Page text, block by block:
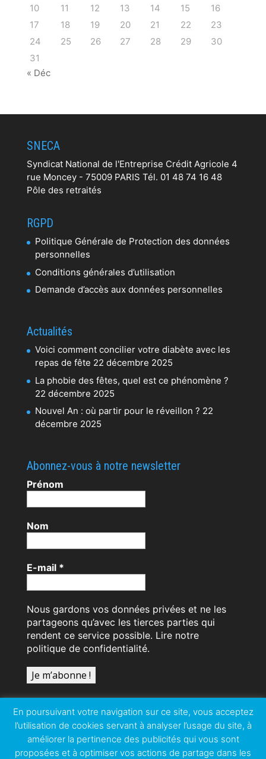
10
11 12 13 14 15
16
17
18 19 20 21 22
23
24
25 26 27 28 29
30
31
« Déc
SNECA
Syndicat National de l'Entreprise Crédit Agricole 4
rue Moncey - 75009 PARIS Tél. 01 48 74 16 48
Pôle des retraités
RGPD
Politique Générale de Protection des données
personnelles
Conditions générales d’utilisation
Demande d’accès aux données personnelles
Actualités
Voici comment concilier votre diabète avec les
repas de fête 22 décembre 2025
La phobie des fêtes, quel est ce phénomène ?
22 décembre 2025
Nouvel An : où partir pour le réveillon ? 22
décembre 2025
Abonnez-vous à notre newsletter
Prénom
Nom
E-mail *
Nous gardons vos données privées et ne les
partageons qu’avec les tierces parties qui
rendent ce service possible. Lire notre
politique de confidentialité.
En poursuivant votre navigation sur ce site, vous acceptez
l’utilisation de cookies servant à analyser l’usage du site, à
améliorer la pertinence des publicités qui vous sont
proposées et à optimiser vos actions de partage dans les